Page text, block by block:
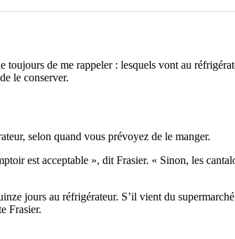
de me rappeler : lesquels vont au
le conserver.
selon quand vous prévoyez de le manger.
est acceptable », dit Frasier. « Sinon, les
jours au réfrigérateur. S’il vient du
Frasier.